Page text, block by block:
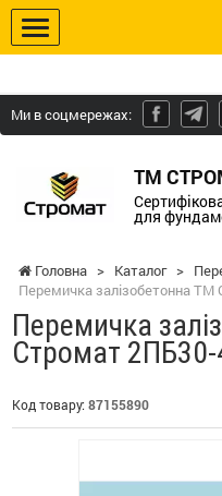
Ми в соцмережах:
ТМ
для
Головна > Каталог >
Перемичка залізобетонна
Перемичка
Стромат 2ПБ30-
Код товару: 87155890